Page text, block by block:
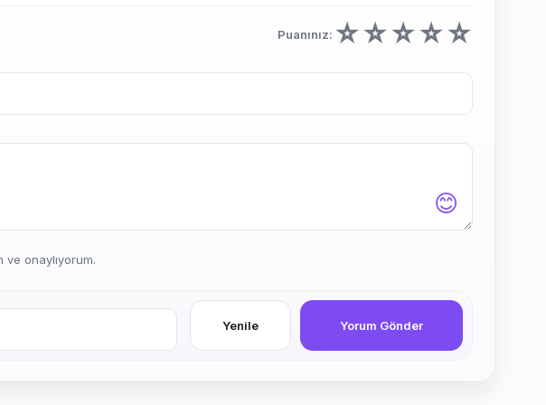
Puanınız: ☆☆☆☆☆
😊
ve onaylıyorum.
Yenile Yorum Gönder